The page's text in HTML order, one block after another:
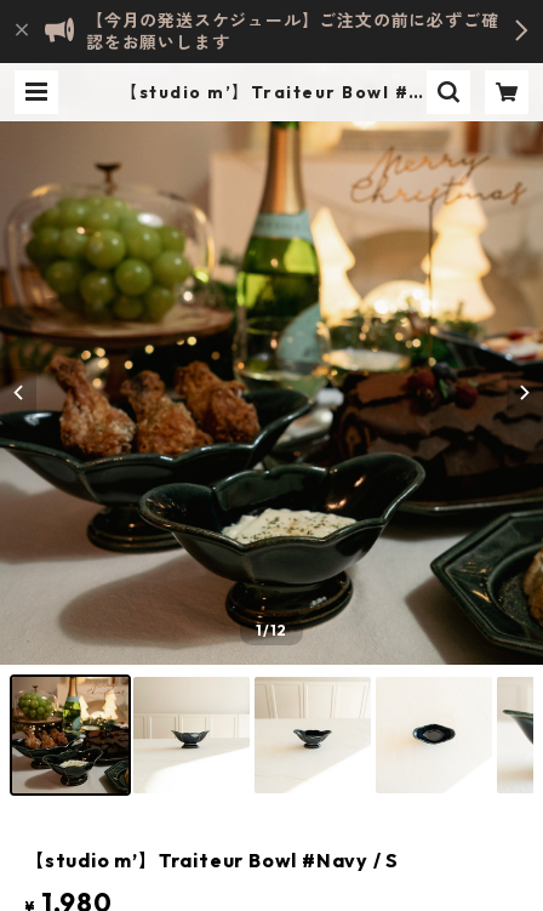
【今月の発送スケジュール】ご注文の前に必ずご確
認をお願いします
【studio m’】Traiteur Bowl #N
ORY | INTERIOR & LIFESTYLE
1/12
【studio m’】Traiteur Bowl #Navy / S
¥ 1,980